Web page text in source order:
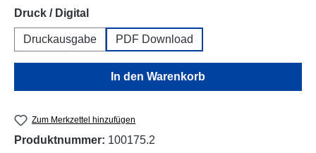
Druck / Digitalauswählen
Druckausgabe PDF Download
In den Warenkorb
Zum Merkzettel hinzufügen
Produktnummer: 100175.2